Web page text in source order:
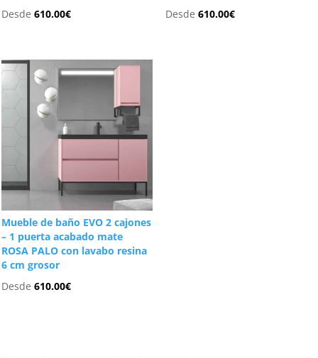
Desde610.00€
Desde 610.00€
Mueble de baño EVO 2 cajones
– 1 puerta acabado mate
ROSA PALO con lavabo resina
6 cm grosor
Desde610.00€